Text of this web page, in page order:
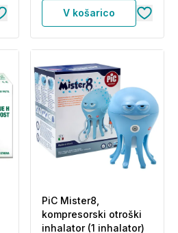
V košarico
PiC Mister8,
kompresorski otroški
inhalator (1 inhalator)